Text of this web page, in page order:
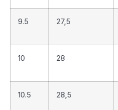
9.5 27,5
10 28
10.5 28,5